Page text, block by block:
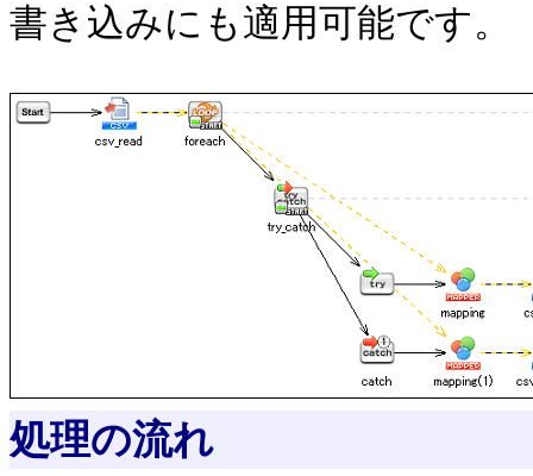
書き込みにも適用可能です。
処理の流れ